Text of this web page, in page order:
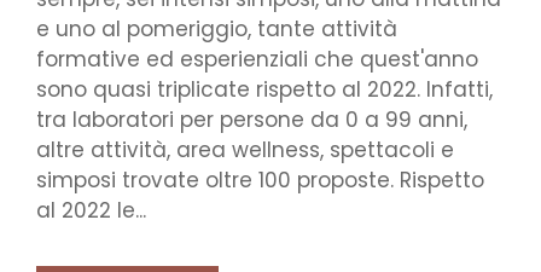
e uno al pomeriggio, tante attività
formative ed esperienziali che quest'anno
sono quasi triplicate rispetto al 2022. Infatti,
tra laboratori per persone da 0 a 99 anni,
altre attività, area wellness, spettacoli e
simposi trovate oltre 100 proposte. Rispetto
al 2022 le...